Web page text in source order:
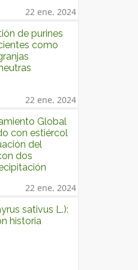
22 ene. 2024
de purines
como
22 ene. 2024
Global
con estiércol
del
dos
22 ene. 2024
sativus L.):
historia